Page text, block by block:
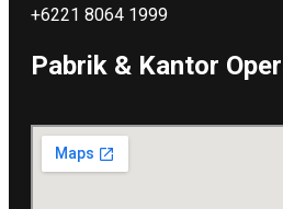
+6221 8064 1999
Pabrik & Kantor